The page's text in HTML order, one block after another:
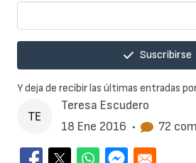
Teresa Escudero
18 Ene 2016 • 72
Suscribirse
Y deja de recibir las últimas entradas